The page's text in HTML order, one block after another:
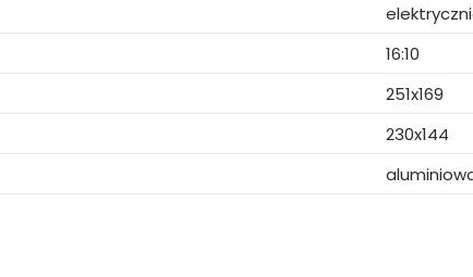
16:10
251x169
230x144